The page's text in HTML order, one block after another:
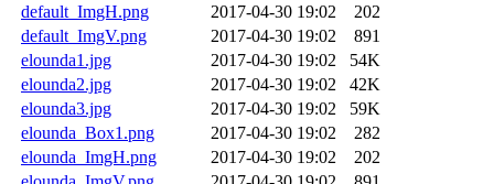
default_ImgH.png
2017-04-30 19:02
202
default_ImgV.png
2017-04-30 19:02
891
elounda1.jpg
2017-04-30 19:02
54K
elounda2.jpg
2017-04-30 19:02
42K
elounda3.jpg
2017-04-30 19:02
59K
elounda_Box1.png
2017-04-30 19:02
282
elounda_ImgH.png
2017-04-30 19:02
202